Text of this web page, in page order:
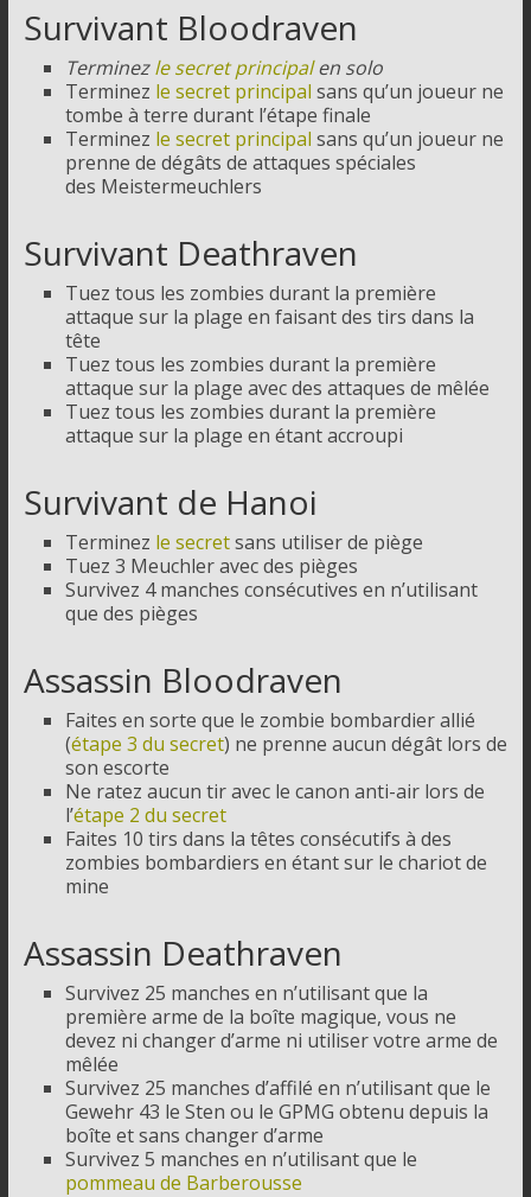
Survivant Bloodraven
Terminezle secret principalen solo
Terminez le secret principal sans qu’un joueur ne
tombe à terre durant l’étape finale
Terminez le secret principal sans qu’un joueur ne
prenne de dégâts de attaques spéciales
des Meistermeuchlers
Survivant Deathraven
Tuez tous les zombies durant la première
attaque sur la plage en faisant des tirs dans la
tête
Tuez tous les zombies durant la première
attaque sur la plage avec des attaques de mêlée
Tuez tous les zombies durant la première
attaque sur la plage en étant accroupi
Survivant de Hanoi
Terminez le secretsans utiliser de piège
Tuez 3 Meuchler avec des pièges
Survivez 4 manches consécutives en n’utilisant
que des pièges
Assassin Bloodraven
Faites en sorte que le zombie bombardier allié
(étape 3 du secret) ne prenne aucun dégât lors de
son escorte
Ne ratez aucun tir avec le canon anti-air lors de
l’étape 2 du secret
Faites 10 tirs dans la têtes consécutifs à des
zombies bombardiers en étant sur le chariot de
mine
Assassin Deathraven
Survivez 25 manches en n’utilisant que la
première arme de la boîte magique, vous ne
devez ni changer d’arme ni utiliser votre arme de
mêlée
Survivez 25 manches d’affilé en n’utilisant que le
Gewehr 43 le Sten ou le GPMG obtenu depuis la
boîte et sans changer d’arme
Survivez 5 manches en n’utilisant que le
pommeau de Barberousse